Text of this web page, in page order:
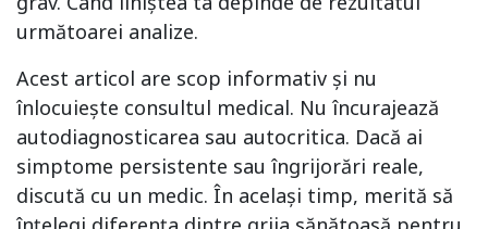
următoarei analize.
Acest articol are scop informativ și nu
înlocuiește consultul medical. Nu încurajează
autodiagnosticarea sau autocritica. Dacă ai
simptome persistente sau îngrijorări reale,
discută cu un medic. În același timp, merită să